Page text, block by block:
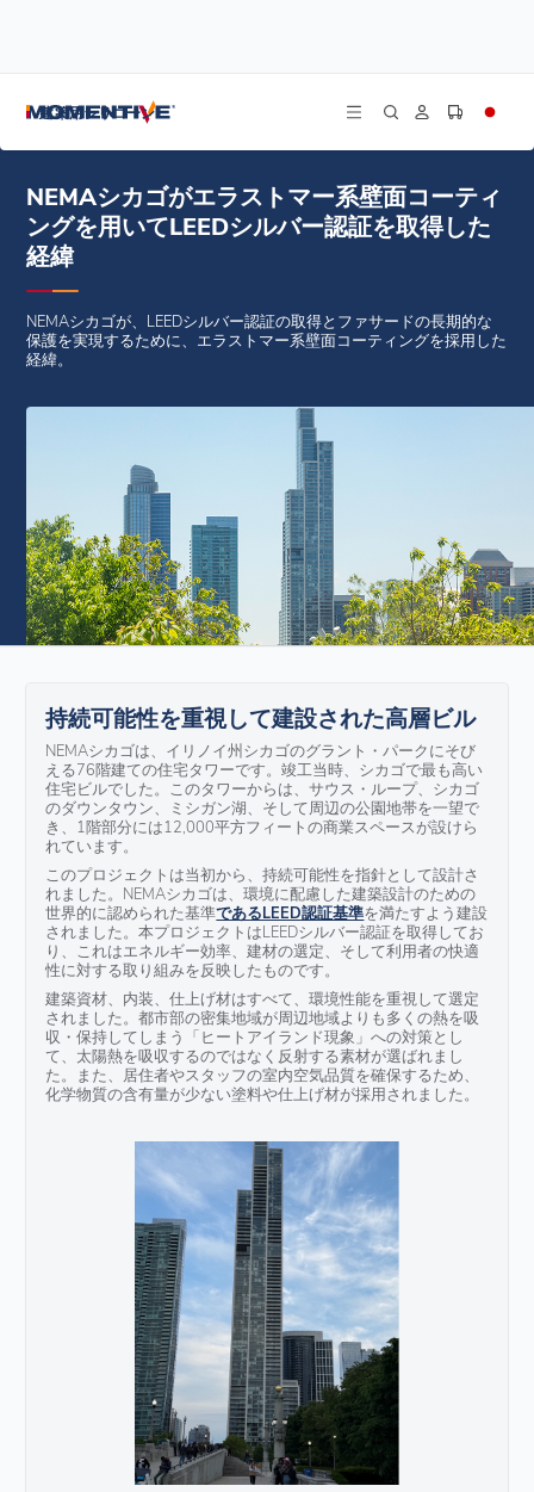
建築用シリコーン
NEMAシカゴがエラストマー系壁面コーティングを用いてLEEDシルバー認証を取
得した経緯
NEMAシカゴがエラストマー系壁面コーティ
ングを用いてLEEDシルバー認証を取得した
経緯
NEMAシカゴが、LEEDシルバー認証の取得とファサードの長期的な
保護を実現するために、エラストマー系壁面コーティングを採用した
経緯。
持続可能性を重視して建設された高層ビル
NEMAシカゴは、イリノイ州シカゴのグラント・パークにそび
える76階建ての住宅タワーです。竣工当時、シカゴで最も高い
住宅ビルでした。このタワーからは、サウス・ループ、シカゴ
のダウンタウン、ミシガン湖、そして周辺の公園地帯を一望で
き、1階部分には12,000平方フィートの商業スペースが設けら
れています。
このプロジェクトは当初から、持続可能性を指針として設計さ
れました。NEMAシカゴは、環境に配慮した建築設計のための
世界的に認められた基準であるLEED認証基準を満たすよう建設
されました。本プロジェクトはLEEDシルバー認証を取得してお
り、これはエネルギー効率、建材の選定、そして利用者の快適
性に対する取り組みを反映したものです。
建築資材、内装、仕上げ材はすべて、環境性能を重視して選定
されました。都市部の密集地域が周辺地域よりも多くの熱を吸
収・保持してしまう「ヒートアイランド現象」への対策とし
て、太陽熱を吸収するのではなく反射する素材が選ばれまし
た。また、居住者やスタッフの室内空気品質を確保するため、
化学物質の含有量が少ない塗料や仕上げ材が採用されました。